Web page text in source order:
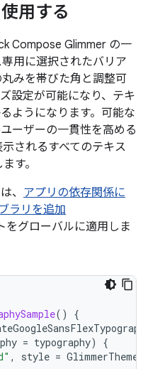
用する
Compose Glimmer の一
用に選択されたバリア
みを帯びた角と調整可
設定が可能になり、テキ
ようになります。可能な
ーザーの一貫性を高める
されるすべてのテキス
す。
、 アプリの依存関係に
ラリを追加
をグローバルに適用しま
()
{
= typography)
{
, style = GlimmerTheme